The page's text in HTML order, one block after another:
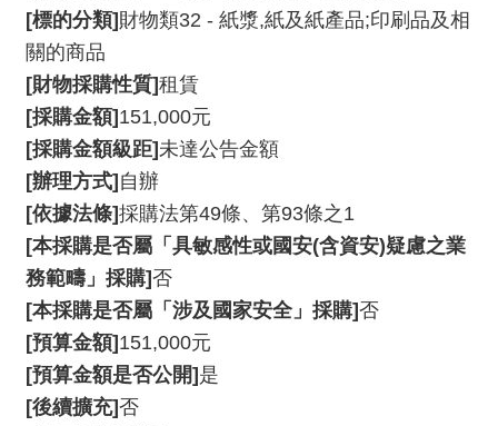
活
動
出
版
便
民
服
務
線
上
音
樂
[標的分類]財物類32 - 紙漿,紙及紙產品;印刷品及相
關的商品
[財物採購性質]租賃
[採購金額]151,000元
[採購金額級距]未達公告金額
[辦理方式]自辦
[依據法條]採購法第49條、第93條之1
[本採購是否屬「具敏感性或國安(含資安)疑慮之業
務範疇」採購]否
[本採購是否屬「涉及國家安全」採購]否
[預算金額]151,000元
[預算金額是否公開]是
[後續擴充]否